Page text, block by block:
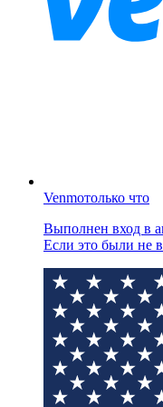
Venmoтолько что
Выполнен вход в
Если это были не